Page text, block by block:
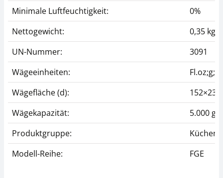
Minimale Luftfeuchtigkeit:
0%
Nettogewicht:
0,35 kg
UN-Nummer:
3091
Wägeeinheiten:
Wägefläche (d):
Wägekapazität:
5.000 g
Produktgruppe:
Küchen
Modell-Reihe:
FGE